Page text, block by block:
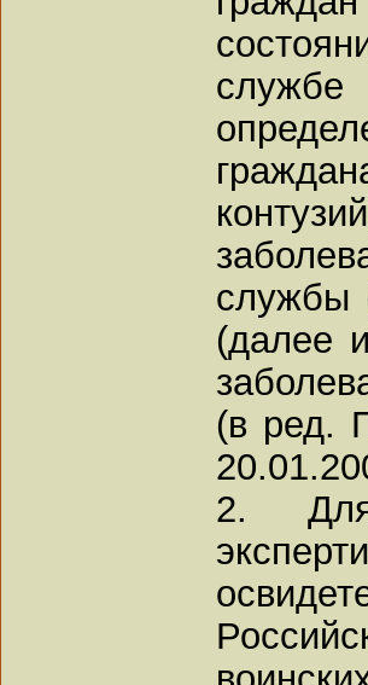
службы
(далее
(в ред.
2. Для